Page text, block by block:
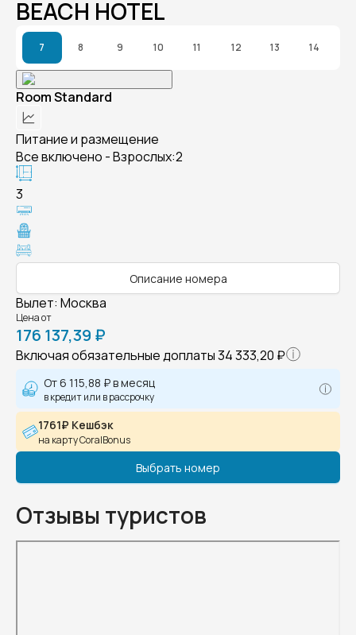
BEACH HOTEL
7 8 9 10 11 12 13 14
Room Standard
Питание и размещение
Все включено - Взрослых:2
3
Описание номера
Вылет: Москва
Цена от
176 137,39 ₽
Включая обязательные доплаты34 333,20 ₽
От6 115,88 ₽в месяц
в кредит или в рассрочку
1761₽ Кешбэк
на карту CoralBonus
Выбрать номер
Отзывы туристов